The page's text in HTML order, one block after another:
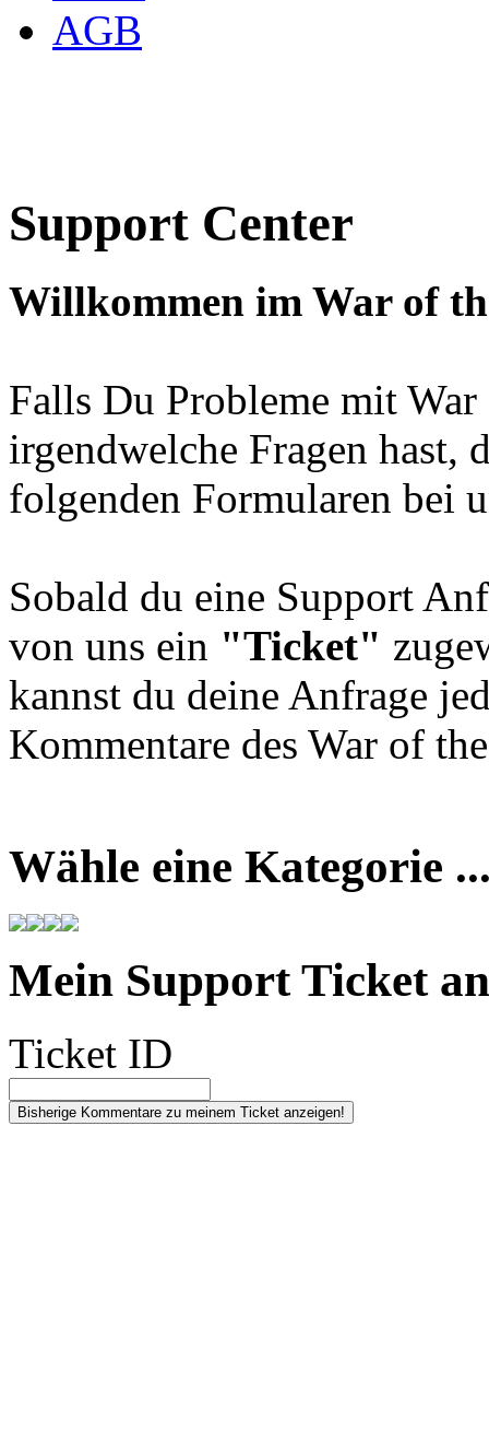
AGB
Support Center
Willkommen im War of
Falls Du Probleme mit
irgendwelche Fragen hast,
folgenden Formularen bei
Sobald du eine Support
von uns ein "Ticket"
kannst du deine Anfrage
Kommentare des War of
Wähle eine Kategorie
Mein Support Ticket
Ticket ID